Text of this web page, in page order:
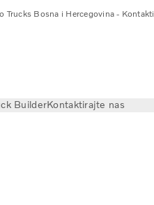
Trucks Bosna i Hercegovina - Kontakti
BuilderKontaktirajte nas